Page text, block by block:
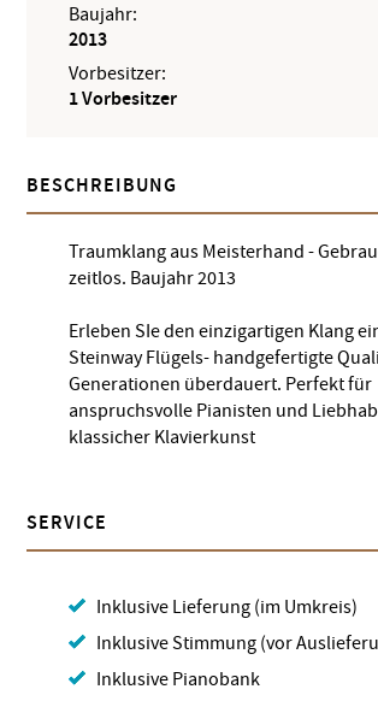
Baujahr:
2013
Vorbesitzer:
1 Vorbesitzer
BESCHREIBUNG
Traumklang aus Meisterhand -
zeitlos. Baujahr 2013
Erleben SIe den einzigartigen Klang
Steinway Flügels- handgefertigte
Generationen überdauert. Perfekt für
anspruchsvolle Pianisten und
klassicher Klavierkunst
SERVICE
Inklusive Lieferung (im Umkreis)
Inklusive Stimmung (vor
Inklusive Pianobank